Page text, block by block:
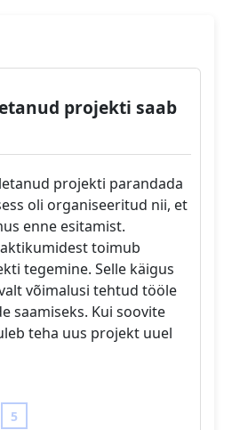
projekti saab
projekti parandada
oli organiseeritud nii, et
enne esitamist.
toimub
tegemine. Selle käigus
võimalusi tehtud tööle
saamiseks. Kui soovite
teha uus projekt uuel
5